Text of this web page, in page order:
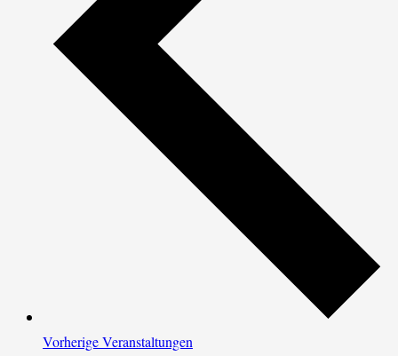
VorherigeVeranstaltungen